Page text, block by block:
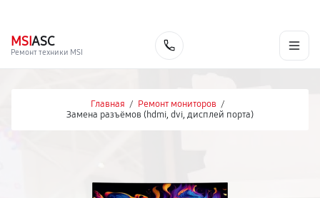
MSIASC
Ремонт техники MSI
Главная / Ремонт мониторов /
Замена разъёмов (hdmi, dvi, дисплей порта)